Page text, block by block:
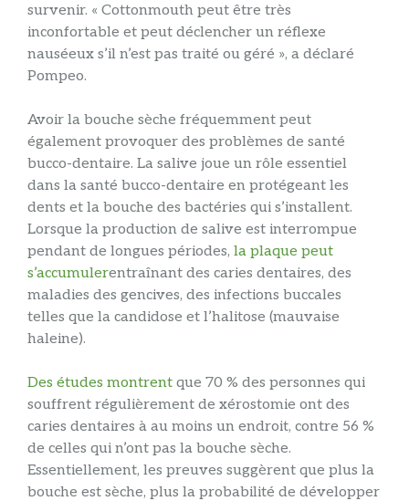
survenir. « Cottonmouth peut être très
inconfortable et peut déclencher un réflexe
nauséeux s’il n’est pas traité ou géré », a déclaré
Pompeo.
Avoir la bouche sèche fréquemment peut
également provoquer des problèmes de santé
bucco-dentaire. La salive joue un rôle essentiel
dans la santé bucco-dentaire en protégeant les
dents et la bouche des bactéries qui s’installent.
Lorsque la production de salive est interrompue
pendant de longues périodes, la plaque peut
s’accumulerentraînant des caries dentaires, des
maladies des gencives, des infections buccales
telles que la candidose et l’halitose (mauvaise
haleine).
Des études montrent que 70 % des personnes qui
souffrent régulièrement de xérostomie ont des
caries dentaires à au moins un endroit, contre 56 %
de celles qui n’ont pas la bouche sèche.
Essentiellement, les preuves suggèrent que plus la
bouche est sèche, plus la probabilité de développer